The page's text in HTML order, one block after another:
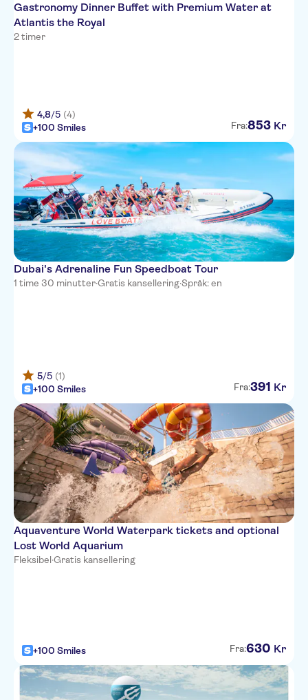
Gastronomy Dinner Buffet with Premium Water at
Atlantis the Royal
2 timer
4,8/5 (4)
+100 Smiles
Fra:853 Kr
Dubai's Adrenaline Fun Speedboat Tour
1 time 30 minutter·Gratis kansellering·Språk: en
5/5 (1)
+100 Smiles
Fra:391 Kr
Aquaventure World Waterpark tickets and optional
Lost World Aquarium
Fleksibel·Gratis kansellering
+100 Smiles Fra:630 Kr